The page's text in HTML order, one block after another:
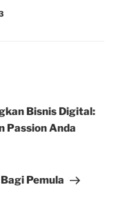
Bisnis Digital:
Passion Anda
Pemula